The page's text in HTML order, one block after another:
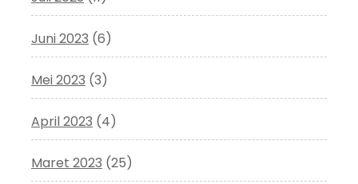
Juni 2023 (6)
Mei 2023 (3)
April 2023 (4)
Maret 2023 (25)